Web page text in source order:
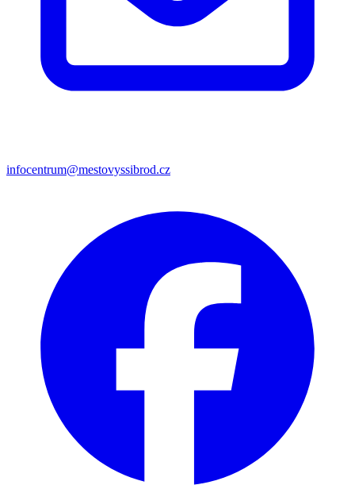
infocentrum@mestovyssibrod.cz